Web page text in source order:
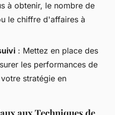
à obtenir, le nombre de
le chiffre d'affaires à
: Mettez en place des
les performances de
stratégie en